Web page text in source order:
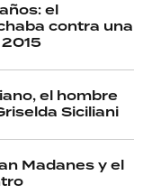
el
contra una
el hombre
Siciliani
Madanes y el